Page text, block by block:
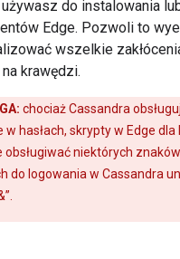
do instalowania
Edge. Pozwoli to
wszelkie
krawędzi.
chociaż Cassandra
w hasłach, skrypty w Edge dla
obsługiwać niektórych
do logowania w Cassandra